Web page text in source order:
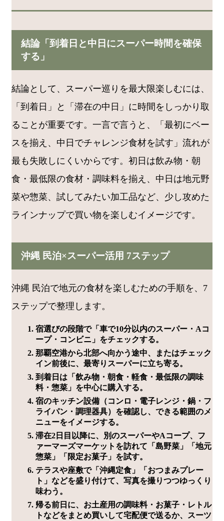
結論「到着日と中日にスーパー時間を確保
する」
結論として、スーパー巡りを最大限楽しむには、
「到着日」と「滞在の中日」に時間をしっかり取
ることが重要です。一言で言うと、「最初にベー
スを揃え、中日でチャレンジ食材を試す」流れが
最も失敗しにくいからです。初日は飲み物・朝
食・最低限の食材・調味料を揃え、中日は地元野
菜や惣菜、試してみたい加工品など、少し攻めた
ラインナップで買い物を楽しむイメージです。
沖縄 民泊×スーパー活用 7ステップ
沖縄 民泊で地元の食材を楽しむための手順を、7
ステップで整理します。
宿選びの段階で「車で10分以内のスーパー・Aコ
ープ・コンビニ」をチェックする。
那覇空港から北部へ向かう途中、またはチェック
イン前後に、最寄りスーパーに立ち寄る。
到着日は「飲み物・朝食・軽食・最低限の調味
料・惣菜」を中心に購入する。
宿のキッチン設備（コンロ・電子レンジ・鍋・フ
ライパン・調理器具）を確認し、できる範囲のメ
ニューをイメージする。
滞在2日目以降に、別のスーパーやAコープ、フ
ァーマーズマーケットを訪れて「島野菜」「地元
惣菜」「限定お菓子」を試す。
テラスや座敷で「沖縄定食」「おつまみプレー
ト」などを盛り付けて、写真を撮りつつゆっくり
味わう。
帰る前日に、お土産用の調味料・お菓子・レトル
トなどをまとめ買いして宅配便で送るか、スーツ